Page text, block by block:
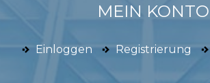
MEIN KONTO
Einloggen Registrierung